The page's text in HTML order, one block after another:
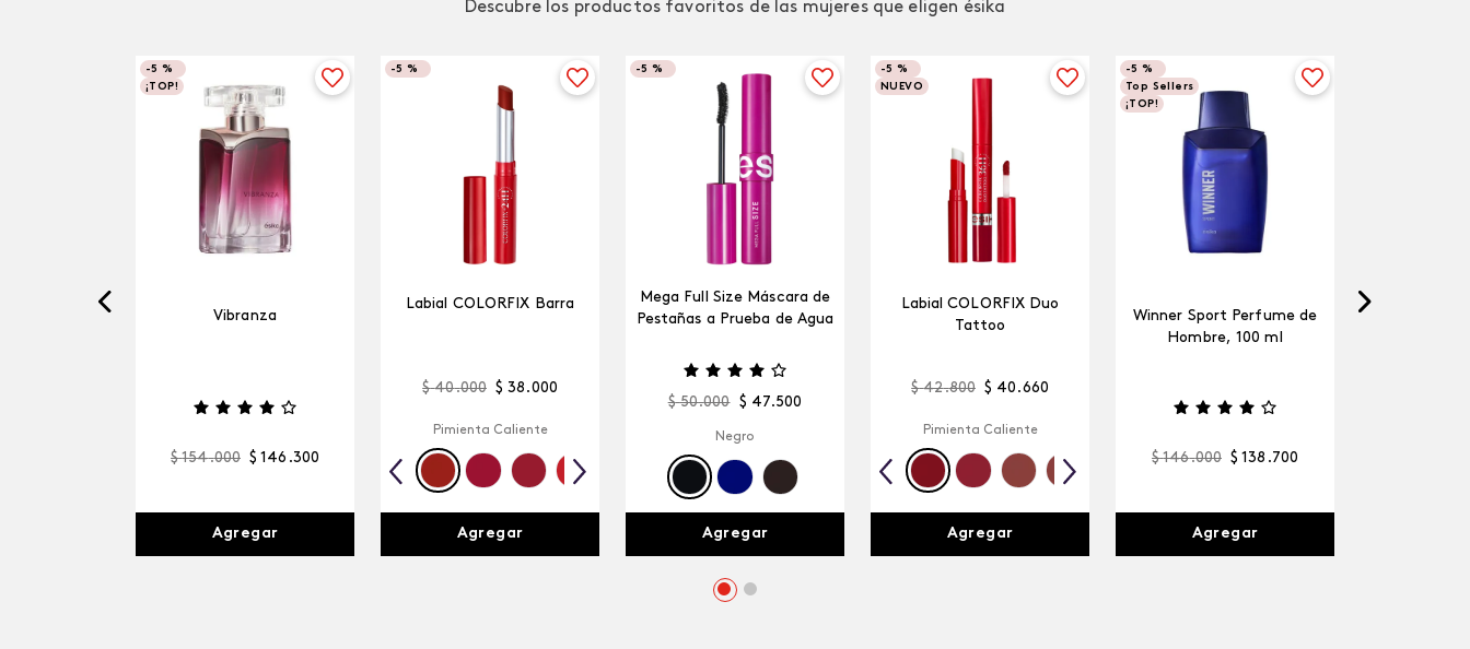
Descubre los productos favoritos de las mujeres que eligen ésika
-5 %
¡TOP!
Vibranza
$ 154.000 $ 146 .300
Agregar
-5 %
Labial COLORFIX Barra
$ 40.000 $ 38 .000
Pimienta Caliente
Agregar
-5 %
Mega Full Size Máscara de
Pestañas a Prueba de Agua
$ 50.000 $ 47.500
Negro
Agregar
-5 %
NUEVO
Labial COLORFIX Duo
Tattoo
$ 42.800 $ 40 .660
Pimienta Caliente
Agregar
-5 %
Top Sellers
¡TOP!
Winner Sport Perfume de
Hombre, 100 ml
$ 146.000 $ 138 .700
Agregar